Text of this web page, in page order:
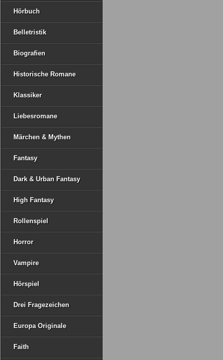
Hörbuch
Belletristik
Biografien
Historische Romane
Klassiker
Liebesromane
Märchen & Mythen
Fantasy
Dark & Urban Fantasy
High Fantasy
Rollenspiel
Horror
Vampire
Hörspiel
Drei Fragezeichen
Europa Originale
Faith